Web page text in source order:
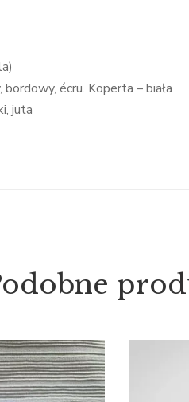
bordowy, écru. Koperta – biała
juta